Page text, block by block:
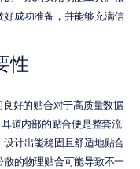
成功准备，并能够充满信
性
好的贴合对于高质量数据
道内部的贴合便是整套流
计出能稳固且舒适地贴合
的物理贴合可能导致不一